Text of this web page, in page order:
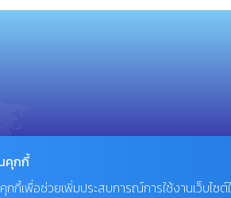
คุกกี้
คุกกี้เพื่อช่วยเพิ่มประสบการณ์การใช้งานเว็บไ